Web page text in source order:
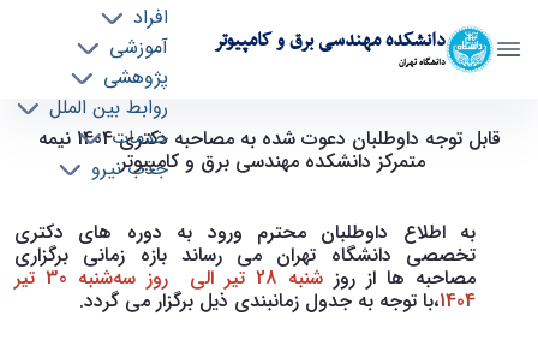
دانشکده مهندسی برق و کامپیوتر
دانشگاه تهران
افراد
آموزشی
پژوهشی
روابط بین الملل
خدمات
جذب نیرو
برنامه زمانبندي مصاحبه دكتري 1٤0٤ دانشكده
مهندسي برق و كامپيوتر دانشكدگان فني دانشگاه
قابل توجه داوطلبان دعوت شده به مصاحبه دکتری 1404 نیمه
متمرکز دانشکده مهندسی برق و کامپیوتر
به اطلاع داوطلبان محترم ورود به دوره های دکتری
تخصصی دانشگاه تهران می رساند بازه زمانی برگزاری
مصاحبه ها از روز شنبه 28 تیر الی روز سه‌شنبه 30 تیر
1404،با توجه به جدول زمانبندی ذیل برگزار می گردد.